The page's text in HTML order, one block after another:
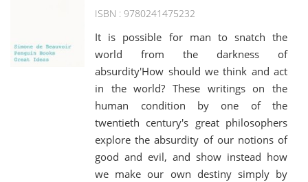
ISBN : 9780241475232
It is possible for man to snatch the
world from the darkness of
absurdity'How should we think and act
in the world? These writings on the
human condition by one of the
twentieth century's great philosophers
explore the absurdity of our notions of
good and evil, and show instead how
we make our own destiny simply by